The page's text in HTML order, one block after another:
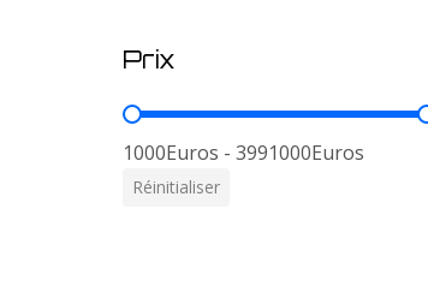
Prix
Prix
1000Euros - 3991000Euros
Réinitialiser